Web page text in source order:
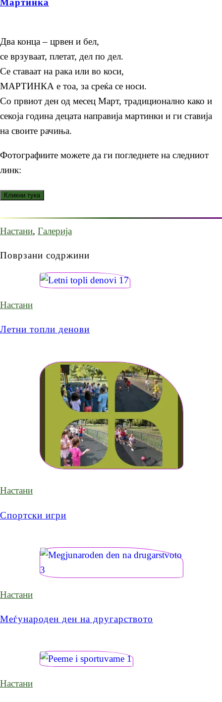
Мартинка
Два конца – црвен и бел,
се врзуваат, плетат, дел по дел.
Се ставаат на рака или во коси,
МАРТИНКА е тоа, за среќа се носи.
Со првиот ден од месец Март, традиционално како и
секоја година децата направија мартинки и ги ставија
на своите рачиња.
Фотографиите можете да ги погледнете на следниот
линк:
Настани, Галерија
Поврзани содржини
Настани
Летни топли денови
Настани
Спортски игри
Настани
Меѓународен ден на другарството
Настани